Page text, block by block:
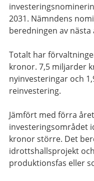
2031. Nämndens
beredningen av
Totalt har
kronor. 7,5 miljarder
nyinvesteringar och
reinvestering.
Jämfört med förra
investeringsområdet
kronor större. Det
idrottshallsprojekt
produktionsfas eller